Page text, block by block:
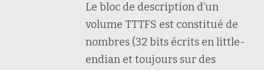
Le bloc de description d’un
volume TTTFS est constitué de
nombres (32 bits écrits en little-
endian et toujours sur des